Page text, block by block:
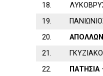
18.
19.
20.
21.
22.
ΠΑΤΗΣΙΑ